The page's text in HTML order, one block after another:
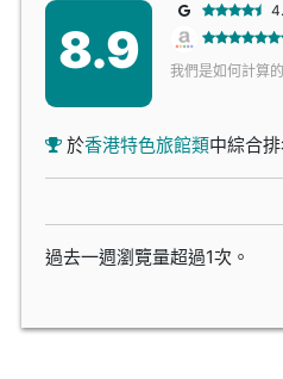
8.9
我們是如何計算
於香港特色旅館類中綜合
過去一週瀏覽量超過1次。